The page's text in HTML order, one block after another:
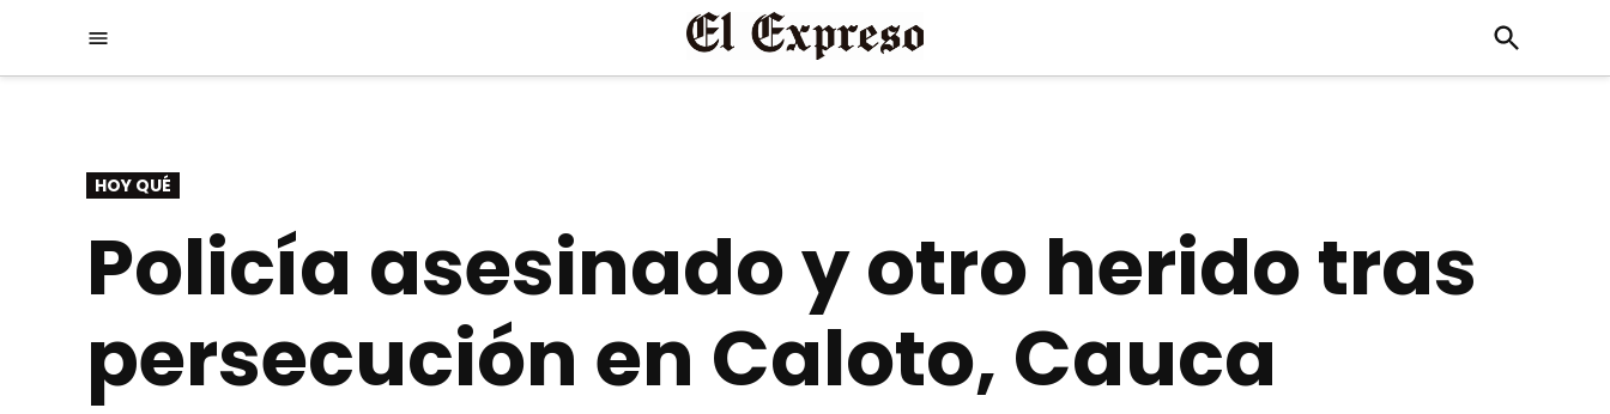
Menú
Open
Search
PUBLICADO
EN
HOY QUÉ
Policía asesinado y otro herido tras
persecución en Caloto, Cauca